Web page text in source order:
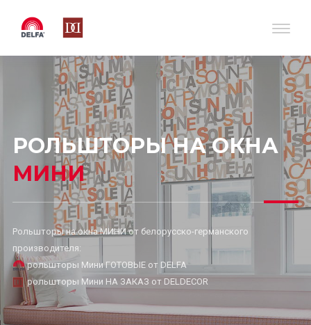
РОЛЬШТОРЫ НА ОКНА
МИНИ
Рольшторы на окна МИНИ от белорусско-германского
производителя:
рольшторы Мини ГОТОВЫЕ от DELFA
рольшторы Мини НА ЗАКАЗ от DELDECOR